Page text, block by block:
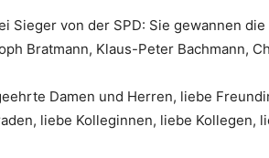
Sieger von der SPD: Sie gewannen
Bratmann, Klaus-Peter Bachmann,
Damen und Herren, liebe
liebe Kolleginnen, liebe Kollegen,